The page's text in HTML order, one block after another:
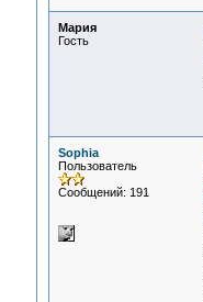
Мария
Гость
Sophia
Пользователь
Сообщений: 191